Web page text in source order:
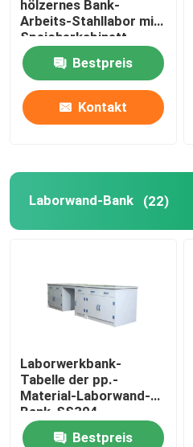
Laborinstallationen
hölzernes Bank-
Arbeits-Stahllabor mit
Speicherkabinett
Bestpreis
Kontakt
Laborwand-Bank (22)
Laborwerkbank-
Tabelle der pp.-
Material-Laborwand-
Bank-SS304
Bestpreis